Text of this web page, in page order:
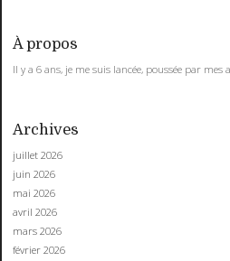
À propos
Il y a 6 ans, je me suis lancée, poussée par mes
Archives
juillet 2026
juin 2026
mai 2026
avril 2026
mars 2026
février 2026